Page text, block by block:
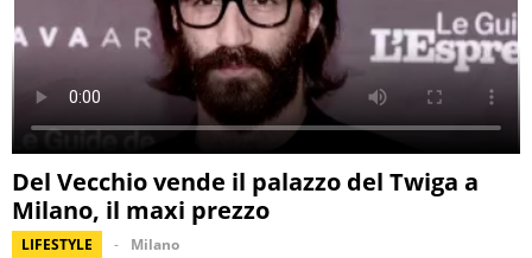
Del Vecchio vende il palazzo del Twiga a
Milano, il maxi prezzo
LIFESTYLE Milano